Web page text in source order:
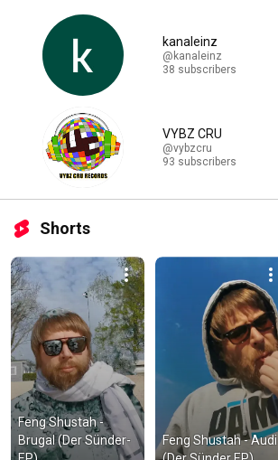
kanaleinz
@kanaleinz
38 subscribers
VYBZ CRU
@vybzcru
93 subscribers
Shorts
Feng Shustah -
Brugal (Der Sünder-
Feng Shustah - Audi